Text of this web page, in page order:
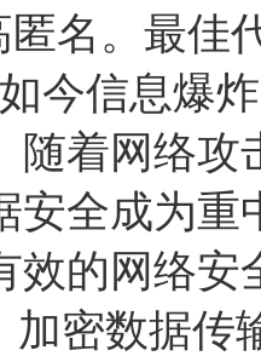
名。最佳
今信息爆
随着网络攻
安全成为
效的网络
加密数据传